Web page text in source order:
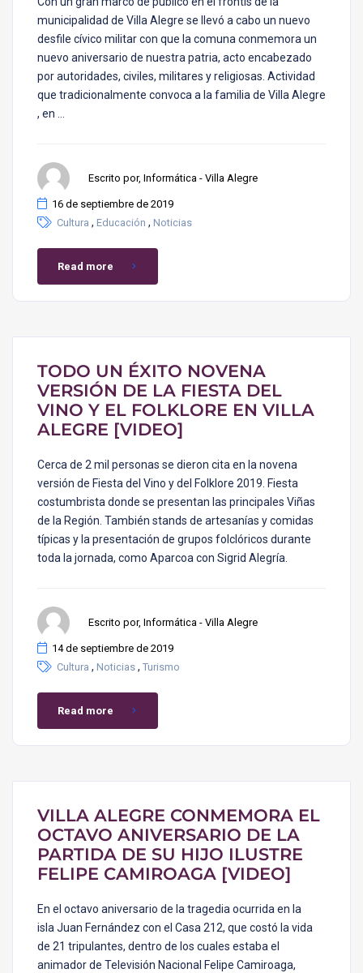
municipalidad de Villa Alegre se llevó a cabo un nuevo
desfile cívico militar con que la comuna conmemora un
nuevo aniversario de nuestra patria, acto encabezado
por autoridades, civiles, militares y religiosas. Actividad
que tradicionalmente convoca a la familia de Villa Alegre
, en …
Escrito por, Informática - Villa Alegre
16 de septiembre de 2019
Cultura , Educación , Noticias
Read more
TODO UN ÉXITO NOVENA
VERSIÓN DE LA FIESTA DEL
VINO Y EL FOLKLORE EN VILLA
ALEGRE [VIDEO]
Cerca de 2 mil personas se dieron cita en la novena
versión de Fiesta del Vino y del Folklore 2019. Fiesta
costumbrista donde se presentan las principales Viñas
de la Región. También stands de artesanías y comidas
típicas y la presentación de grupos folclóricos durante
toda la jornada, como Aparcoa con Sigrid Alegría.
Escrito por, Informática - Villa Alegre
14 de septiembre de 2019
Cultura , Noticias , Turismo
Read more
VILLA ALEGRE CONMEMORA EL
OCTAVO ANIVERSARIO DE LA
PARTIDA DE SU HIJO ILUSTRE
FELIPE CAMIROAGA [VIDEO]
En el octavo aniversario de la tragedia ocurrida en la
isla Juan Fernández con el Casa 212, que costó la vida
de 21 tripulantes, dentro de los cuales estaba el
animador de Televisión Nacional Felipe Camiroaga,